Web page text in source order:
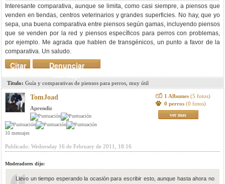
Interesante comparativa, aunque se limita, como casi siempre, a piensos que
venden en tiendas, centros veterinarios y grandes superficies. No hay, que yo
sepa, una buena comparativa entre piensos según gamas, incluyendo piensos
que se venden por la red y piensos específicos para perros con problemas,
por ejemplo. Me agrada que hablen de transgénicos, un punto a favor de la
comparativa. Un saludo.
Denunciar
mensaje
Citar
Titulo: Guía y comparativas de piensos para perros, muy útil
TomJoad
Aprendiz
10 mensajes
1 Albumes (5 fotos)
0 perros (0 fotos)
ver mas
Publicado: Wednesday 16 de February de 2011, 18:16
Moderadores dijo:
Llevo un tiempo esperando la ocasión para escribir esto, aunque hasta ahora no